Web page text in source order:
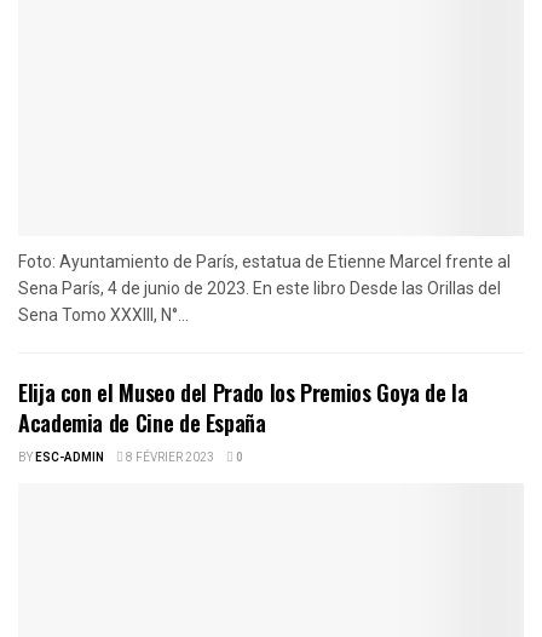
Foto: Ayuntamiento de París, estatua de Etienne Marcel frente al
Sena París, 4 de junio de 2023. En este libro Desde las Orillas del
Sena Tomo XXXIII, N°...
Elija con el Museo del Prado los Premios Goya de la
Academia de Cine de España
BYESC-ADMIN 8 FÉVRIER 2023 0